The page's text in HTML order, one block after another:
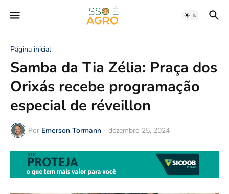
Página inicial
Samba da Tia Zélia: Praça dos
Orixás recebe programação
especial de réveillon
Por Emerson Tormann - dezembro 25, 2024